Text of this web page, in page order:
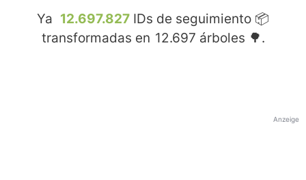
Ya 12.697.827 IDs de seguimiento 📦
transformadas en 12.697 árboles 🌳.
Anzeige